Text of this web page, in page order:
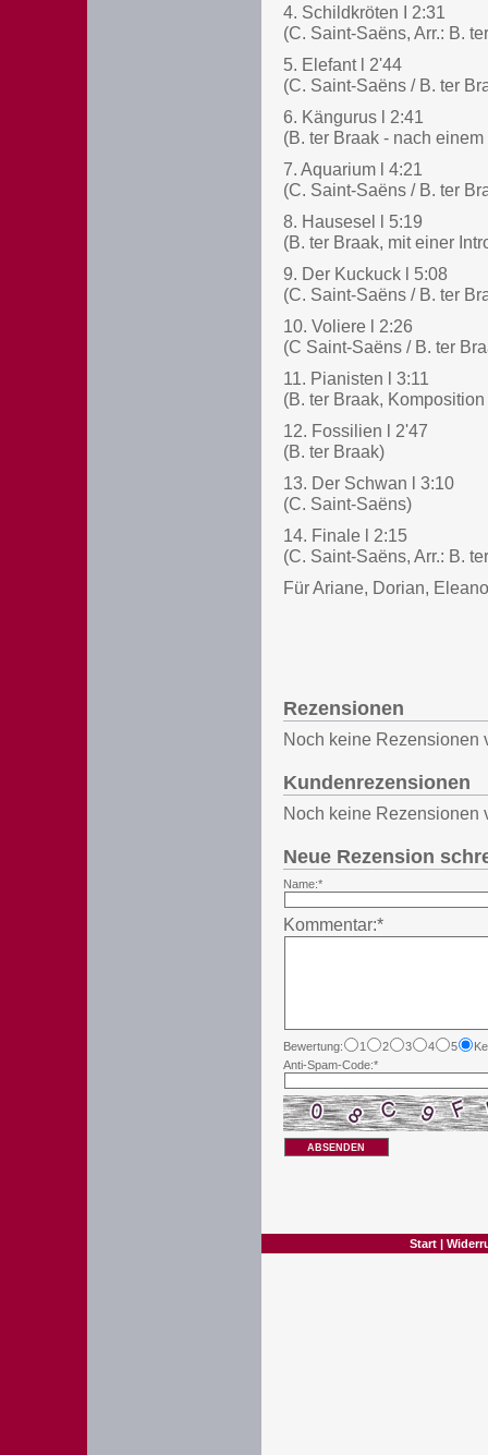
4. Schildkröten I 2:31
(C. Saint-Saëns, Arr.: B.
5. Elefant l 2'44
(C. Saint-Saëns / B. ter
6. Kängurus l 2:41
(B. ter Braak - nach
7. Aquarium l 4:21
(C. Saint-Saëns / B. ter
8. Hausesel l 5:19
(B. ter Braak, mit einer
9. Der Kuckuck l 5:08
(C. Saint-Saëns / B. ter
10. Voliere l 2:26
(C Saint-Saëns / B. ter
11. Pianisten l 3:11
(B. ter Braak,
12. Fossilien l 2'47
(B. ter Braak)
13. Der Schwan l 3:10
(C. Saint-Saëns)
14. Finale l 2:15
(C. Saint-Saëns, Arr.: B.
Für Ariane, Dorian,
Rezensionen
Noch keine Rezensionen
Kundenrezensionen
Noch keine Rezensionen
Neue Rezension
Name:*
Kommentar:*
Bewertung: 1 2 3 4 5
Anti-Spam-Code:*
ABSENDEN
Start |